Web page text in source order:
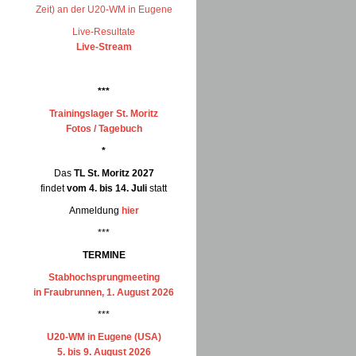
Zeit) an der U20-WM in Eugene
Live-Resultate
Live-Stream
***
Trainingslager St. Moritz
Fotos / Tagebuch
*
Das TL St. Moritz 2027
findetvom 4. bis 14. Juli statt
Anmeldung hier
***
TERMINE
Stabhochsprungmeeting
in Fraubrunnen, 1. August 2026
***
U20-WM in Eugene (USA)
5. bis 9. August 2026